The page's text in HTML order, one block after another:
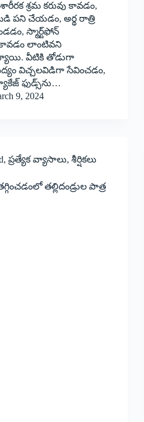
శ్రమ కరువు కావడం,
పని చేయడం, అర్థ రాత్రి
స్మార్ట్‌ఫోన్‌
లాంటివని
వీటికి తోడుగా
విచ్చలవిడిగా సేవించడం,
ఫుడ్స్‌ను…
9, 2024
,ప్రత్యేక వ్యాసాలు,శీర్షికలు
తల్లిదండ్రుల పాత్ర